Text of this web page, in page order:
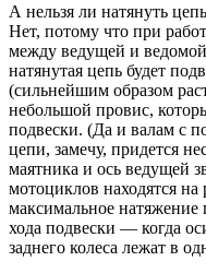
А нельзя ли натянуть
Нет, потому что при
между ведущей и
натянутая цепь будет
(сильнейшим образом
небольшой провис,
подвески. (Да и валам с
цепи, замечу, придется
маятника и ось ведущей
мотоциклов находятся на
максимальное натяжение
хода подвески — когда
заднего колеса лежат в